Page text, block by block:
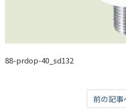
88-prdop-40_sd132
前の記事